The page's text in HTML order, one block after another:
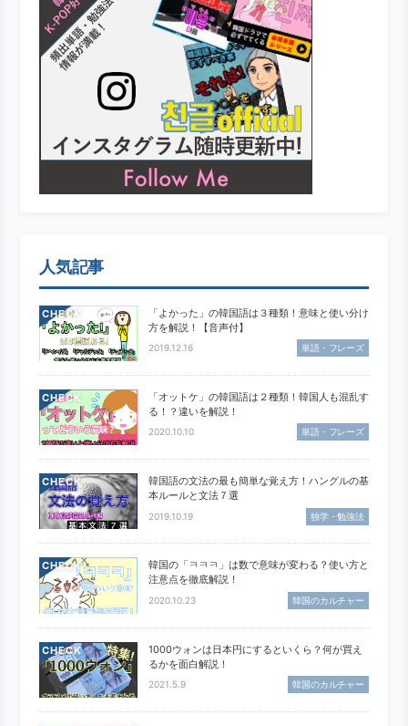
人気記事
CHECK
「よかった」の韓国語は３種類！意味と使い分け
方を解説！【音声付】
2019.12.16 単語・フレーズ
CHECK
「オットケ」の韓国語は２種類！韓国人も混乱す
る！？違いを解説！
2020.10.10 単語・フレーズ
CHECK
韓国語の文法の最も簡単な覚え方！ハングルの基
本ルールと文法７選
2019.10.19 独学・勉強法
CHECK
韓国の「ㅋㅋㅋ」は数で意味が変わる？使い方と
注意点を徹底解説！
2020.10.23 韓国のカルチャー
CHECK
1000ウォンは日本円にするといくら？何が買え
るかを面白解説！
2021.5.9 韓国のカルチャー